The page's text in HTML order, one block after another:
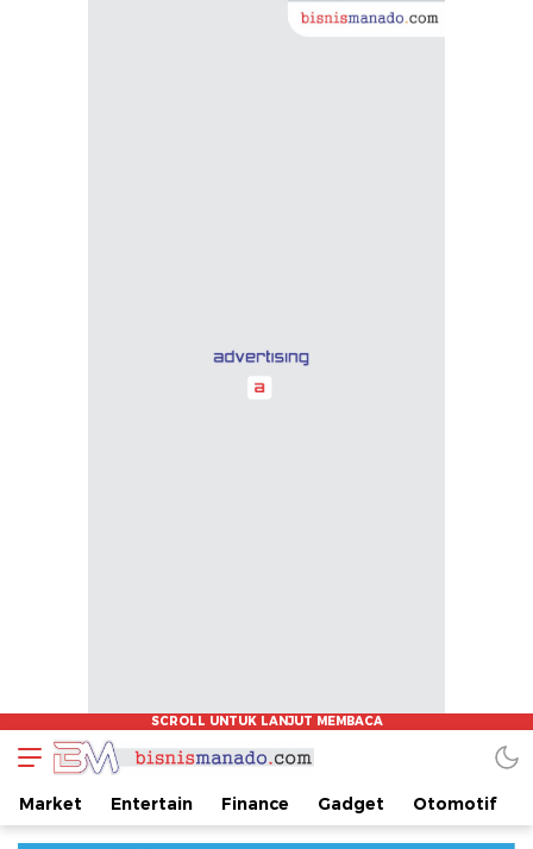
Market Entertain Finance Gadget Otomotif